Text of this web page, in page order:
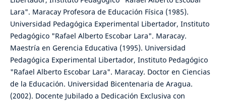
Lara". Maracay Profesora de Educación Física (1985).
Universidad Pedagógica Experimental Libertador, Instituto
Pedagógico "Rafael Alberto Escobar Lara". Maracay.
Maestría en Gerencia Educativa (1995). Universidad
Pedagógica Experimental Libertador, Instituto Pedagógico
"Rafael Alberto Escobar Lara". Maracay. Doctor en Ciencias
de la Educación. Universidad Bicentenaria de Aragua.
(2002). Docente Jubilado a Dedicación Exclusiva con